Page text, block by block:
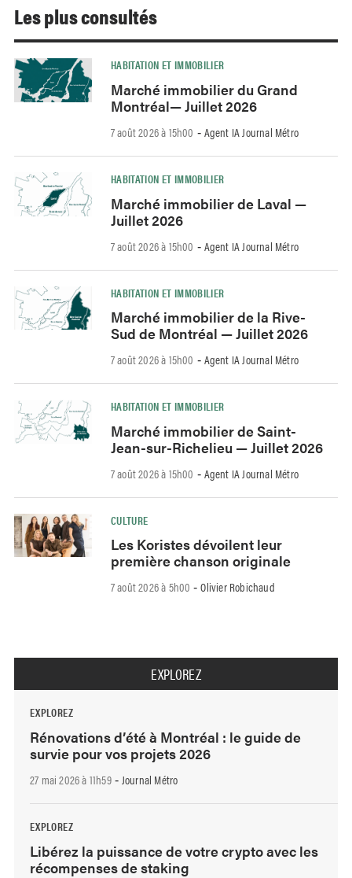
Les plus consultés
HABITATION ET IMMOBILIER
Marché immobilier du Grand
Montréal— Juillet 2026
7 août 2026 à 15h00 - Agent IA Journal Métro
HABITATION ET IMMOBILIER
Marché immobilier de Laval —
Juillet 2026
7 août 2026 à 15h00 - Agent IA Journal Métro
HABITATION ET IMMOBILIER
Marché immobilier de la Rive-
Sud de Montréal — Juillet 2026
7 août 2026 à 15h00 - Agent IA Journal Métro
HABITATION ET IMMOBILIER
Marché immobilier de Saint-
Jean-sur-Richelieu — Juillet 2026
7 août 2026 à 15h00 - Agent IA Journal Métro
CULTURE
Les Koristes dévoilent leur
première chanson originale
7 août 2026 à 5h00 -Olivier Robichaud
EXPLOREZ
EXPLOREZ
Rénovations d’été à Montréal : le guide de
survie pour vos projets 2026
27 mai 2026 à 11h59- Journal Métro
EXPLOREZ
Libérez la puissance de votre crypto avec les
récompenses de staking